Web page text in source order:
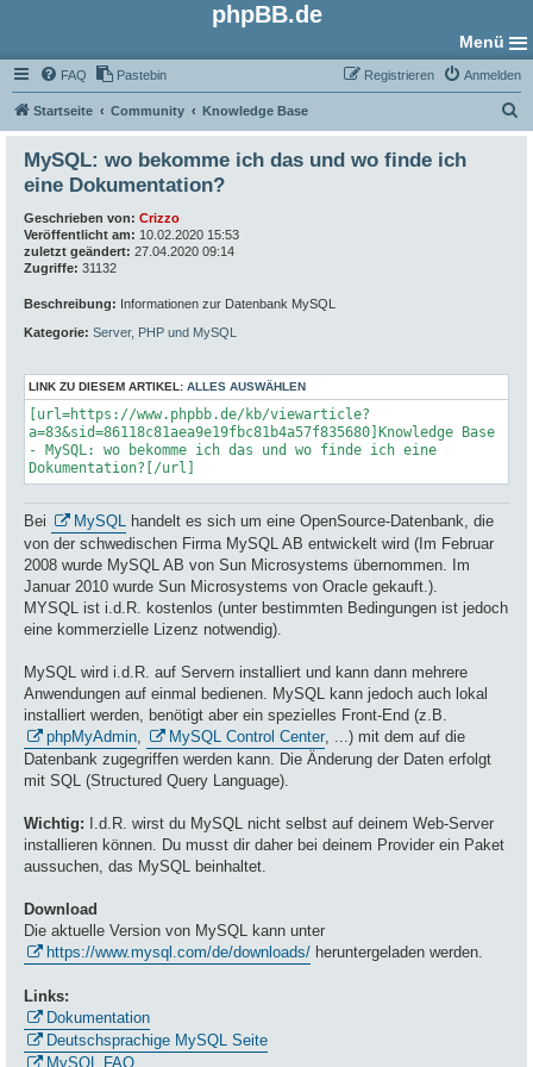
phpBB.de
Menü
FAQ Pastebin Anmelden
Registrieren
Startseite Community Knowledge Base
u
MySQL: wo bekomme ich das und wo finde ich
eine Dokumentation?
Geschrieben von: Crizzo
Veröffentlicht am: 10.02.2020 15:53
zuletzt geändert: 27.04.2020 09:14
Zugriffe: 31132
Beschreibung: Informationen zur Datenbank MySQL
Kategorie: Server, PHP und MySQL
LINK ZU DIESEM ARTIKEL: ALLES AUSWÄHLEN
[url=https://www.phpbb.de/kb/viewarticle?
a=83&sid=86118c81aea9e19fbc81b4a57f835680]Knowledge Base
- MySQL: wo bekomme ich das und wo finde ich eine
Dokumentation?[/url]
Bei MySQL handelt es sich um eine OpenSource-Datenbank, die
von der schwedischen Firma MySQL AB entwickelt wird (Im Februar
2008 wurde MySQL AB von Sun Microsystems übernommen. Im
Januar 2010 wurde Sun Microsystems von Oracle gekauft.).
MYSQL ist i.d.R. kostenlos (unter bestimmten Bedingungen ist jedoch
eine kommerzielle Lizenz notwendig).
MySQL wird i.d.R. auf Servern installiert und kann dann mehrere
Anwendungen auf einmal bedienen. MySQL kann jedoch auch lokal
installiert werden, benötigt aber ein spezielles Front-End (z.B.
phpMyAdmin, MySQL Control Center, ...) mit dem auf die
Datenbank zugegriffen werden kann. Die Änderung der Daten erfolgt
mit SQL (Structured Query Language).
Wichtig: I.d.R. wirst du MySQL nicht selbst auf deinem Web-Server
installieren können. Du musst dir daher bei deinem Provider ein Paket
aussuchen, das MySQL beinhaltet.
Download
Die aktuelle Version von MySQL kann unter
https://www.mysql.com/de/downloads/ heruntergeladen werden.
Links:
Dokumentation
Deutschsprachige MySQL Seite
MySQL FAQ